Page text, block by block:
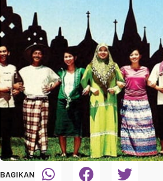
BAGIKAN